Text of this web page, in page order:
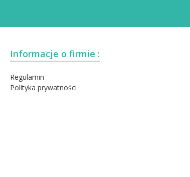
Informacje o firmie :
Regulamin
Polityka prywatności